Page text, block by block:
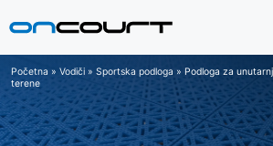
na
Početna » Vodiči » Sportska podloga » Podloga za
terene